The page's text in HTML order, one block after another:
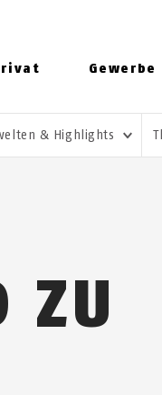
Gewerbe
& Highlights
ZU